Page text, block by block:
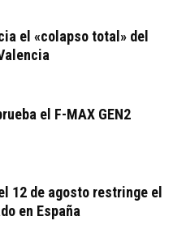
el «colapso total» del
el F-MAX GEN2
12 de agosto restringe el
en España